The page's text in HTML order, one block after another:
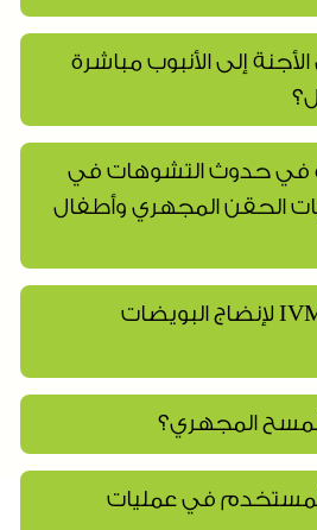
إلى الأنبوب مباشرة
في حدوث التشوهات في
الحقن المجهري وأطفال
ما هي عملية IVM لإنضاج البويضات
المجهري؟
في عمليات